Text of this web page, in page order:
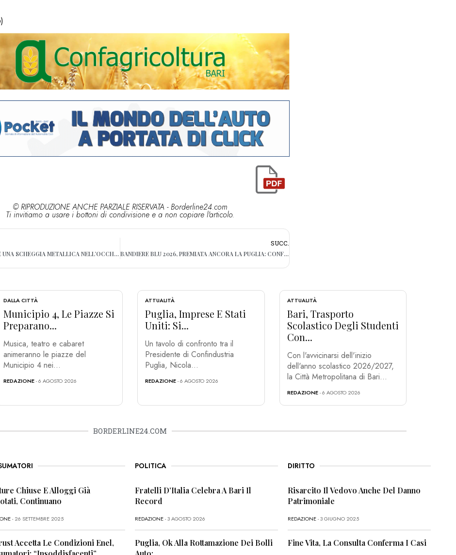
© RIPRODUZIONE ANCHE PARZIALE RISERVATA - Borderline24.com
Ti invitiamo a usare i bottoni di condivisione e a non copiare l'articolo.
BARI, GLI FINISCE UNA SCHEGGIA METALLICA NELL’OCCHIO: INTERVENTO GLI SALVA LA VISTA
SUCC.
BANDIERE BLU 2026, PREMIATA ANCORA LA PUGLIA: CONFERMATE 27 LOCALITÀ
DALLA CITTÀ
Municipio 4, Le Piazze Si
Preparano...
Musica, teatro e cabaret
animeranno le piazze del
Municipio 4 nei...
REDAZIONE- 6 AGOSTO 2026
ATTUALITÀ
Puglia, Imprese E Stati
Uniti: Si...
Un tavolo di confronto tra il
Presidente di Confindustria
Puglia, Nicola...
REDAZIONE- 6 AGOSTO 2026
ATTUALITÀ
Bari, Trasporto
Scolastico Degli Studenti
Con...
Con l'avvicinarsi dell'inizio
dell'anno scolastico 2026/2027,
la Città Metropolitana di Bari...
REDAZIONE- 6 AGOSTO 2026
BORDERLINE24.COM
Chiuse E Alloggi Già
Continuano
- 26 SETTEMBRE 2025
Accetta Le Condizioni Enel,
POLITICA
Fratelli D’Italia Celebra A Bari Il
Record
REDAZIONE- 3 AGOSTO 2026
Puglia, Ok Alla Rottamazione Dei Bolli
DIRITTO
Risarcito Il Vedovo Anche Del Danno
Patrimoniale
REDAZIONE- 3 GIUGNO 2025
Fine Vita, La Consulta Conferma I Casi